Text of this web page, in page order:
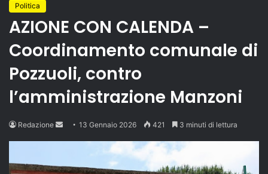
Politica
AZIONE CON CALENDA –
Coordinamento comunale di
Pozzuoli, contro
l’amministrazione Manzoni
Redazione
Send13 Gennaio 2026 421 3 minuti di lettura